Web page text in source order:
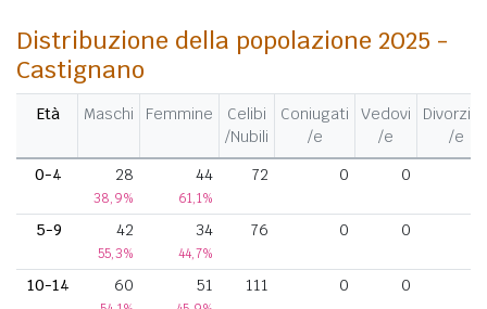
Distribuzione della popolazione 2025 -
Castignano
Età Maschi Femmine
Celibi
/Nubili
Coniugati
/e
Vedovi
/e
/e
0-4
28
38,9%
44
61,1%
72 0 0
5-9 42
55,3%
34
44,7%
76 0 0
10-14 60 51 111 0 0